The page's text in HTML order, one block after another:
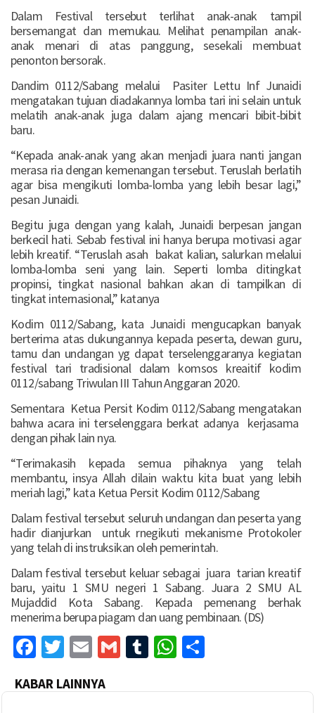
Dalam Festival tersebut terlihat anak-anak tampil
bersemangat dan memukau. Melihat penampilan anak-
anak menari di atas panggung, sesekali membuat
penonton bersorak.
Dandim 0112/Sabang melalui Pasiter Lettu Inf Junaidi
mengatakan tujuan diadakannya lomba tari ini selain untuk
melatih anak-anak juga dalam ajang mencari bibit-bibit
baru.
“Kepada anak-anak yang akan menjadi juara nanti jangan
merasa ria dengan kemenangan tersebut. Teruslah berlatih
agar bisa mengikuti lomba-lomba yang lebih besar lagi,”
pesan Junaidi.
Begitu juga dengan yang kalah, Junaidi berpesan jangan
berkecil hati. Sebab festival ini hanya berupa motivasi agar
lebih kreatif. “Teruslah asah bakat kalian, salurkan melalui
lomba-lomba seni yang lain. Seperti lomba ditingkat
propinsi, tingkat nasional bahkan akan di tampilkan di
tingkat internasional,” katanya
Kodim 0112/Sabang, kata Junaidi mengucapkan banyak
berterima atas dukungannya kepada peserta, dewan guru,
tamu dan undangan yg dapat terselenggaranya kegiatan
festival tari tradisional dalam komsos kreaitif kodim
0112/sabang Triwulan III Tahun Anggaran 2020.
Sementara Ketua Persit Kodim 0112/Sabang mengatakan
bahwa acara ini terselenggara berkat adanya kerjasama
dengan pihak lain nya.
“Terimakasih kepada semua pihaknya yang telah
membantu, insya Allah dilain waktu kita buat yang lebih
meriah lagi,” kata Ketua Persit Kodim 0112/Sabang
Dalam festival tersebut seluruh undangan dan peserta yang
hadir dianjurkan untuk rnegikuti mekanisme Protokoler
yang telah di instruksikan oleh pemerintah.
Dalam festival tersebut keluar sebagai juara tarian kreatif
baru, yaitu 1 SMU negeri 1 Sabang. Juara 2 SMU AL
Mujaddid Kota Sabang. Kepada pemenang berhak
menerima berupa piagam dan uang pembinaan. (DS)
Facebook
Twitter
EmailGmailTumblrWhatsApp
KABAR LAINNYA